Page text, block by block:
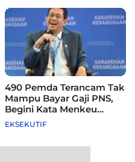
490 Pemda Terancam Tak
Mampu Bayar Gaji PNS,
Begini Kata Menkeu
Purbaya
EKSEKUTIF